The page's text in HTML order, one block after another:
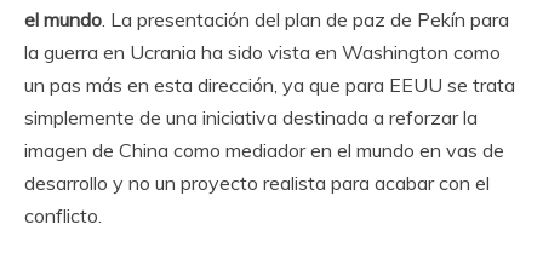
el mundo . La presentación del plan de paz de Pekín para
la guerra en Ucrania ha sido vista en Washington como
un pas más en esta dirección, ya que para EEUU se trata
simplemente de una iniciativa destinada a reforzar la
imagen de China como mediador en el mundo en vas de
desarrollo y no un proyecto realista para acabar con el
conflicto.